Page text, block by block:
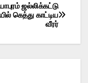
ஜல்லிக்கட்டு
கெத்து காட்டிய
வீரர்